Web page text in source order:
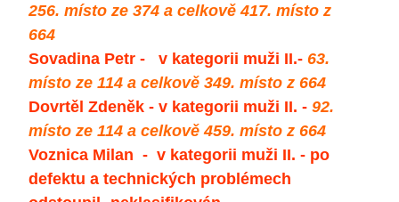
256. místo ze 374 a celkově 417. místo z
664
Sovadina Petr - v kategorii muži II.- 63.
místo ze 114 a celkově 349. místo z 664
Dovrtěl Zdeněk - v kategorii muži II. - 92.
místo ze 114 a celkově 459. místo z 664
Voznica Milan - v kategorii muži II. - po
defektu a technických problémech